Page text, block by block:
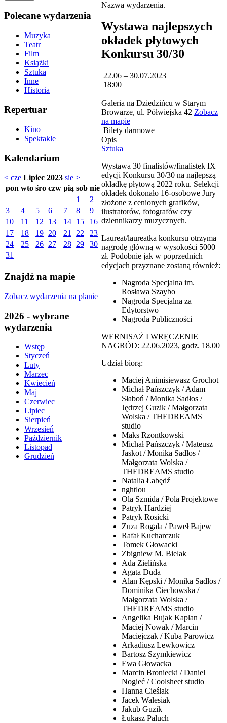
Polecane wydarzenia
Muzyka
Teatr
Film
Książki
Sztuka
Inne
Historia
Repertuar
Kino
Spektakle
Kalendarium
< cze Lipiec 2023 sie >
pon wto śro czw pią sob nie
1
2
3
4 5 6 7 8
9
10
11 12 13 14 15
16
17
18 19 20 21 22
23
24
25 26 27 28 29
30
31
Znajdź na mapie
Zobacz wydarzenia na planie
2026 - wybrane
wydarzenia
Wstęp
Styczeń
Luty
Marzec
Kwiecień
Maj
Czerwiec
Lipiec
Sierpień
Wrzesień
Październik
Listopad
Grudzień
Wystawa najlepszych
okładek płytowych
Konkursu 30/30
22.06 – 30.07.2023
18:00
Galeria na Dziedzińcu w Starym
Browarze, ul. Półwiejska 42 Zobacz
na mapie
Bilety darmowe
Opis
Sztuka
Wystawa 30 finalistów/finalistek IX
edycji Konkursu 30/30 na najlepszą
okładkę płytową 2022 roku. Selekcji
okładek dokonało 16-osobowe Jury
złożone z cenionych grafików,
ilustratorów, fotografów czy
dziennikarzy muzycznych.
Laureat/laureatka konkursu otrzyma
nagrodę główną w wysokości 5000
zł. Podobnie jak w poprzednich
edycjach przyznane zostaną również:
Nagroda Specjalna im.
Rosława Szaybo
Nagroda Specjalna za
Edytorstwo
Nagroda Publiczności
WERNISAŻ I WRĘCZENIE
NAGRÓD: 22.06.2023, godz. 18.00
Udział biorą:
Maciej Animisiewasz Grochot
Michał Pańszczyk / Adam
Słaboń / Monika Sadłos /
Jędrzej Guzik / Małgorzata
Wolska / THEDREAMS
studio
Maks Rzontkowski
Michał Pańszczyk / Mateusz
Jaskot / Monika Sadłos /
Małgorzata Wolska /
THEDREAMS studio
Natalia Łabędź
nghtlou
Ola Szmida / Pola Projektowe
Patryk Hardziej
Patryk Rosicki
Zuza Rogala / Paweł Bajew
Rafał Kucharczuk
Tomek Głowacki
Zbigniew M. Bielak
Ada Zielińska
Agata Duda
Alan Kępski / Monika Sadłos /
Dominika Ciechowska /
Małgorzata Wolska /
THEDREAMS studio
Angelika Bujak Kaplan /
Maciej Nowak / Marcin
Maciejczak / Kuba Parowicz
Arkadiusz Lewkowicz
Bartosz Szymkiewicz
Ewa Głowacka
Marcin Broniecki / Daniel
Nogieć / Coolsheet studio
Hanna Cieślak
Jacek Walesiak
Jakub Guzik
Łukasz Paluch